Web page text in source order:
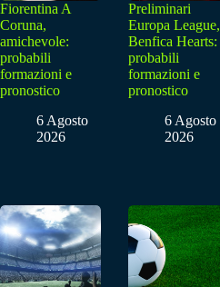
Fiorentina A
Coruna,
amichevole:
probabili
formazioni e
pronostico
6 Agosto
2026
Preliminari
Europa League,
Benfica Hearts:
probabili
formazioni e
pronostico
6 Agosto
2026